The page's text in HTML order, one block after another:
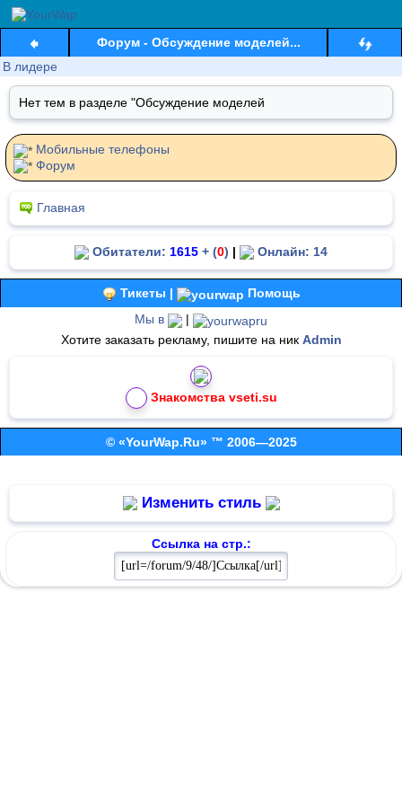
Форум - Обсуждение моделей...
В лидере
Нет тем в разделе "Обсуждение моделей
Мобильные телефоны
Форум
Главная
Обитатели: 1615 + (0) | Онлайн: 14
Тикеты |
Помощь
Мы в
|
Хотите заказать рекламу, пишите на ник Admin
Знакомства vseti.su
© «YourWap.Ru» ™ 2006—2025
Изменить стиль
Ссылка на стр.: